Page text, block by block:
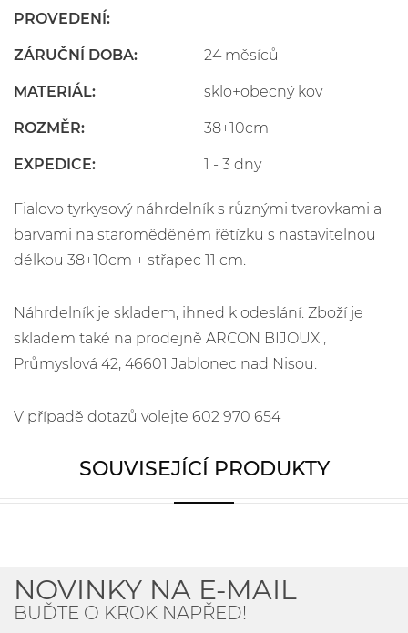
PROVEDENÍ:
ZÁRUČNÍ DOBA: 24 měsíců
MATERIÁL: sklo+obecný kov
ROZMĚR: 38+10cm
EXPEDICE: 1 - 3 dny
Fialovo tyrkysový náhrdelník s různými tvarovkami a
barvami na staroměděném řětízku s nastavitelnou
délkou 38+10cm + střapec 11 cm.
Náhrdelník je skladem, ihned k odeslání. Zboží je
skladem také na prodejně ARCON BIJOUX ,
Průmyslová 42, 46601 Jablonec nad Nisou.
V případě dotazů volejte 602 970 654
SOUVISEJÍCÍ PRODUKTY
NOVINKY NA E-MAIL
BUĎTE O KROK NAPŘED!